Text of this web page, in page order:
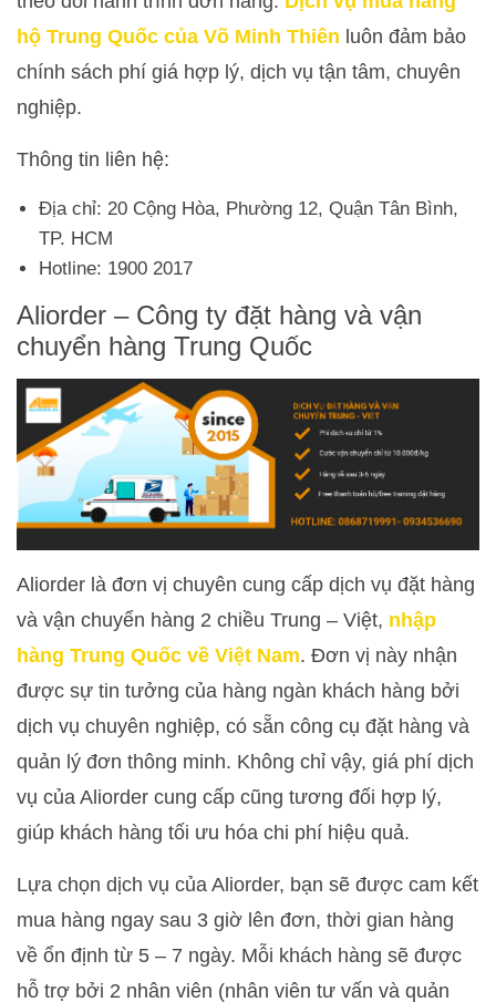
hộ Trung Quốc của Võ Minh Thiên luôn đảm bảo
chính sách phí giá hợp lý, dịch vụ tận tâm, chuyên
nghiệp.
Thông tin liên hệ:
Địa chỉ: 20 Cộng Hòa, Phường 12, Quận Tân Bình,
TP. HCM
Hotline: 1900 2017
Aliorder – Công ty đặt hàng và vận
chuyển hàng Trung Quốc
Aliorder là đơn vị chuyên cung cấp dịch vụ đặt hàng
và vận chuyển hàng 2 chiều Trung – Việt, nhập
hàng Trung Quốc về Việt Nam. Đơn vị này nhận
được sự tin tưởng của hàng ngàn khách hàng bởi
dịch vụ chuyên nghiệp, có sẵn công cụ đặt hàng và
quản lý đơn thông minh. Không chỉ vậy, giá phí dịch
vụ của Aliorder cung cấp cũng tương đối hợp lý,
giúp khách hàng tối ưu hóa chi phí hiệu quả.
Lựa chọn dịch vụ của Aliorder, bạn sẽ được cam kết
mua hàng ngay sau 3 giờ lên đơn, thời gian hàng
về ổn định từ 5 – 7 ngày. Mỗi khách hàng sẽ được
hỗ trợ bởi 2 nhân viên (nhân viên tư vấn và quản